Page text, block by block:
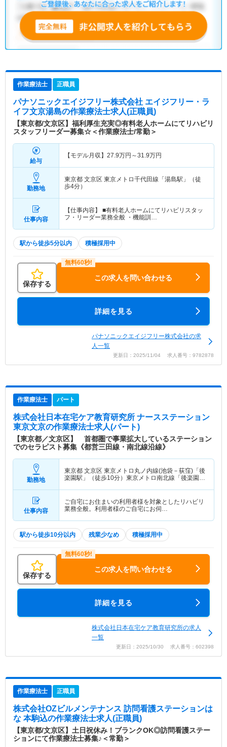
作業療法士 正職員
パナソニックエイジフリー株式会社 エイジフリー・ラ
イフ文京湯島の作業療法士求人(正職員)
【東京都/文京区】福利厚生充実◎有料老人ホームにてリハビリ
スタッフリーダー募集☆＜作業療法士/常勤＞
給与
【モデル月収】 27.9万円～31.9万円
勤務地
東京都 文京区 東京メトロ千代田線「湯島駅」（徒
歩4分）
仕事内容
【仕事内容】 ■有料老人ホームにてリハビリスタッ
フ・リーダー業務全般 ・機能訓…
駅から徒歩5分以内 積極採用中
保存する
この求人を問い合わせる
詳細を見る
パナソニックエイジフリー株式会社の求
人一覧
更新日：2025/11/04 求人番号：9782878
作業療法士 パート
株式会社日本在宅ケア教育研究所 ナースステーション
東京文京の作業療法士求人(パート)
【東京都／文京区】 首都圏で事業拡大しているステーション
でのセラピスト募集《都営三田線・南北線沿線》
勤務地
東京都 文京区 東京メトロ丸ノ内線(池袋－荻窪)「後
楽園駅」（徒歩10分）東京メトロ南北線「後楽園
仕事内容
ご自宅にお住まいの利用者様を対象としたリハビリ
業務全般。利用者様のご自宅にお伺…
駅から徒歩10分以内 残業少なめ 積極採用中
保存する
この求人を問い合わせる
詳細を見る
株式会社日本在宅ケア教育研究所の求人
一覧
更新日：2025/10/30 求人番号：602398
作業療法士 正職員
株式会社OZビルメンテナンス 訪問看護ステーションは
な 本駒込の作業療法士求人(正職員)
【東京都/文京区】土日祝休み！ブランクOK◎訪問看護ステー
ションにて作業療法士募集♪＜常勤＞